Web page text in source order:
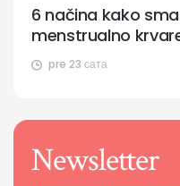
pre 23 сата
6 načina kako
menstrualno
Newsletter